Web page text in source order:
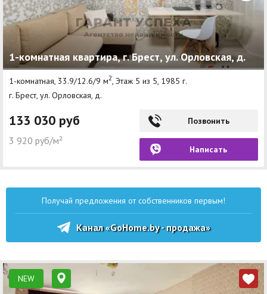
1-комнатная квартира, г. Брест, ул. Орловская, д.
1-комнатная, 33.9/12.6/9 м2, Этаж 5 из 5, 1985 г.
г. Брест, ул. Орловская, д.
133 030 руб
3 920 руб/м²
Позвонить
Написать
Получай предложения от собственников первым!
Канал «GoHome.by - продажа»
NEW